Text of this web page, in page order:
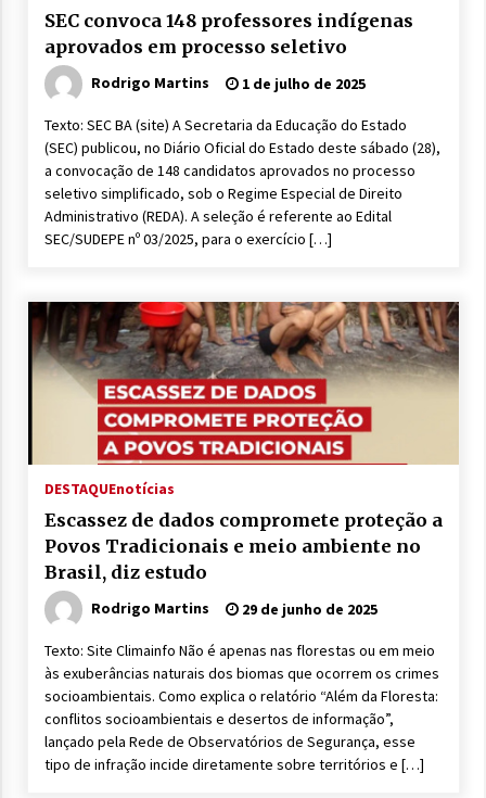
SEC convoca 148 professores indígenas
aprovados em processo seletivo
Rodrigo Martins 1 de julho de 2025
Texto: SEC BA (site) A Secretaria da Educação do Estado
(SEC) publicou, no Diário Oficial do Estado deste sábado (28),
a convocação de 148 candidatos aprovados no processo
seletivo simplificado, sob o Regime Especial de Direito
Administrativo (REDA). A seleção é referente ao Edital
SEC/SUDEPE nº 03/2025, para o exercício […]
DESTAQUEnotícias
Escassez de dados compromete proteção a
Povos Tradicionais e meio ambiente no
Brasil, diz estudo
Rodrigo Martins 29 de junho de 2025
Texto: Site Climainfo Não é apenas nas florestas ou em meio
às exuberâncias naturais dos biomas que ocorrem os crimes
socioambientais. Como explica o relatório “Além da Floresta:
conflitos socioambientais e desertos de informação”,
lançado pela Rede de Observatórios de Segurança, esse
tipo de infração incide diretamente sobre territórios e […]